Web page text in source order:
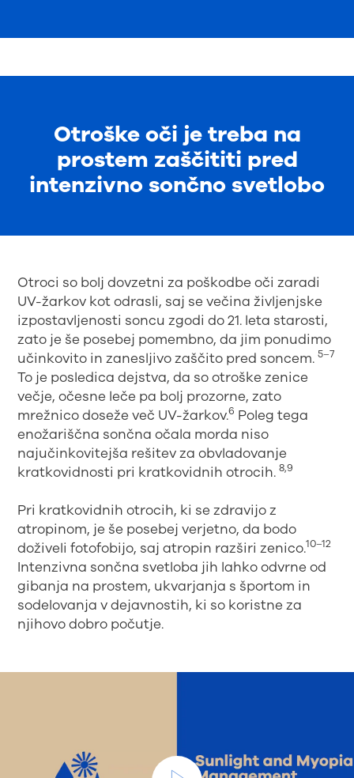
Otroške oči je treba na
prostem zaščititi pred
intenzivno sončno svetlobo
Otroci so bolj dovzetni za poškodbe oči zaradi
UV-žarkov kot odrasli, saj se večina življenjske
izpostavljenosti soncu zgodi do 21. leta starosti,
zato je še posebej pomembno, da jim ponudimo
učinkovito in zanesljivo zaščito pred soncem.5–7
To je posledica dejstva, da so otroške zenice
večje, očesne leče pa bolj prozorne, zato
mrežnico doseže več UV-žarkov.6 Poleg tega
enožariščna sončna očala morda niso
najučinkovitejša rešitev za obvladovanje
kratkovidnosti pri kratkovidnih otrocih.8,9
Pri kratkovidnih otrocih, ki se zdravijo z
atropinom, je še posebej verjetno, da bodo
doživeli fotofobijo, saj atropin razširi zenico.10–12
Intenzivna sončna svetloba jih lahko odvrne od
gibanja na prostem, ukvarjanja s športom in
sodelovanja v dejavnostih, ki so koristne za
njihovo dobro počutje.